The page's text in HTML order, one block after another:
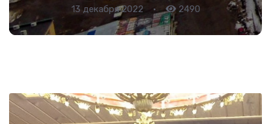
13 декабря 2022 • 2490